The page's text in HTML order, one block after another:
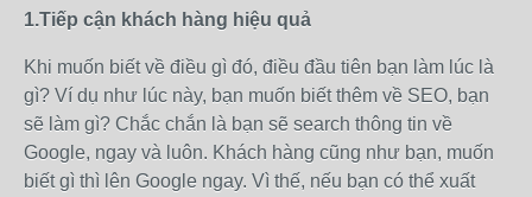
1.Tiếp cận khách hàng hiệu quả
Khi muốn biết về điều gì đó, điều đầu tiên bạn làm lúc là
gì? Ví dụ như lúc này, bạn muốn biết thêm về SEO, bạn
sẽ làm gì? Chắc chắn là bạn sẽ search thông tin về
Google, ngay và luôn. Khách hàng cũng như bạn, muốn
biết gì thì lên Google ngay. Vì thế, nếu bạn có thể xuất